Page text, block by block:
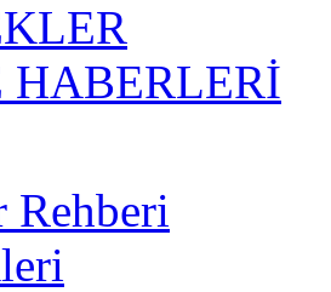
HABERLERİ
Rehberi